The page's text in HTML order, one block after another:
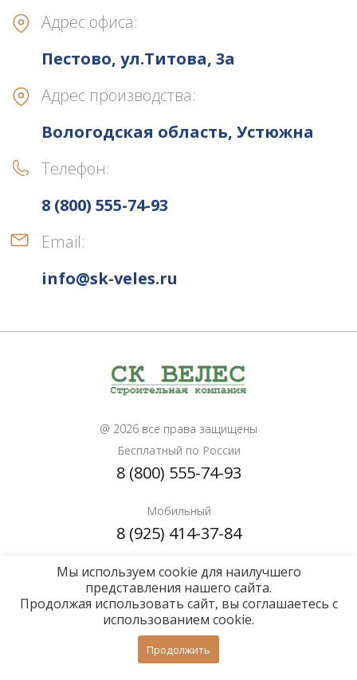
Адрес офиса:
Пестово, ул.Титова, 3а
Адрес производства:
Вологодская область, Устюжна
Телефон:
8 (800) 555-74-93
Email:
info@sk-veles.ru
@ 2026 все права защищены
Бесплатный по России
8 (800) 555-74-93
Мобильный
8 (925) 414-37-84
Почта для расчетов
info@sk-veles.ru
Политика конфиденциальности
Мы используем cookie для наилучшего
представления нашего сайта.
Продолжая использовать сайт, вы соглашаетесь с
использованием cookie.
Продолжить